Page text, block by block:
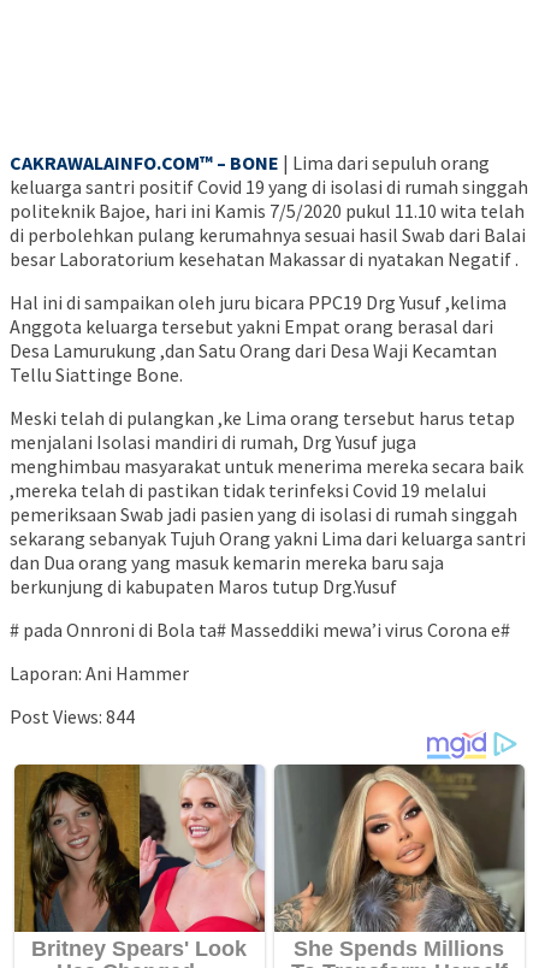
CAKRAWALAINFO.COM™ – BONE | Lima dari sepuluh orang
keluarga santri positif Covid 19 yang di isolasi di rumah singgah
politeknik Bajoe, hari ini Kamis 7/5/2020 pukul 11.10 wita telah
di perbolehkan pulang kerumahnya sesuai hasil Swab dari Balai
besar Laboratorium kesehatan Makassar di nyatakan Negatif .
Hal ini di sampaikan oleh juru bicara PPC19 Drg Yusuf ,kelima
Anggota keluarga tersebut yakni Empat orang berasal dari
Desa Lamurukung ,dan Satu Orang dari Desa Waji Kecamtan
Tellu Siattinge Bone.
Meski telah di pulangkan ,ke Lima orang tersebut harus tetap
menjalani Isolasi mandiri di rumah, Drg Yusuf juga
menghimbau masyarakat untuk menerima mereka secara baik
,mereka telah di pastikan tidak terinfeksi Covid 19 melalui
pemeriksaan Swab jadi pasien yang di isolasi di rumah singgah
sekarang sebanyak Tujuh Orang yakni Lima dari keluarga santri
dan Dua orang yang masuk kemarin mereka baru saja
berkunjung di kabupaten Maros tutup Drg.Yusuf
# pada Onnroni di Bola ta# Masseddiki mewa’i virus Corona e#
Laporan: Ani Hammer
Post Views: 844